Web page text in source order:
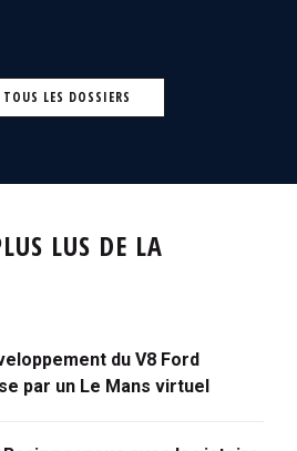
LES DOSSIERS
LUS DE LA
du V8 Ford
par un Le Mans virtuel